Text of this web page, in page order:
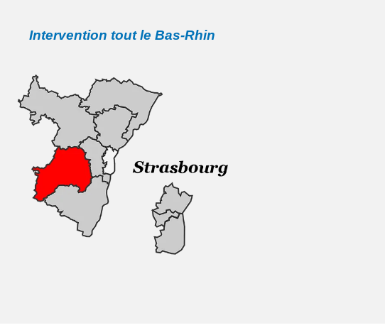
Intervention tout le Bas-Rhin